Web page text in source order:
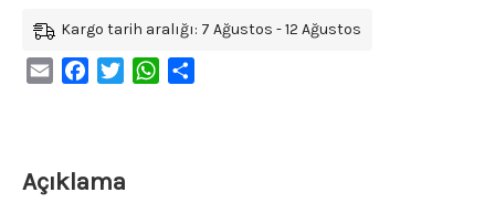
Kargo tarih aralığı: 7 Ağustos - 12 Ağustos
Email FacebookTwitterWhatsApp
Açıklama